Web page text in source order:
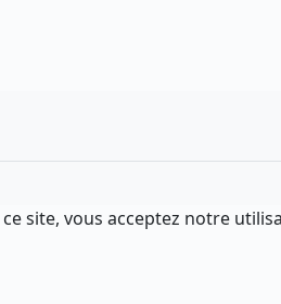
site, vous acceptez notre